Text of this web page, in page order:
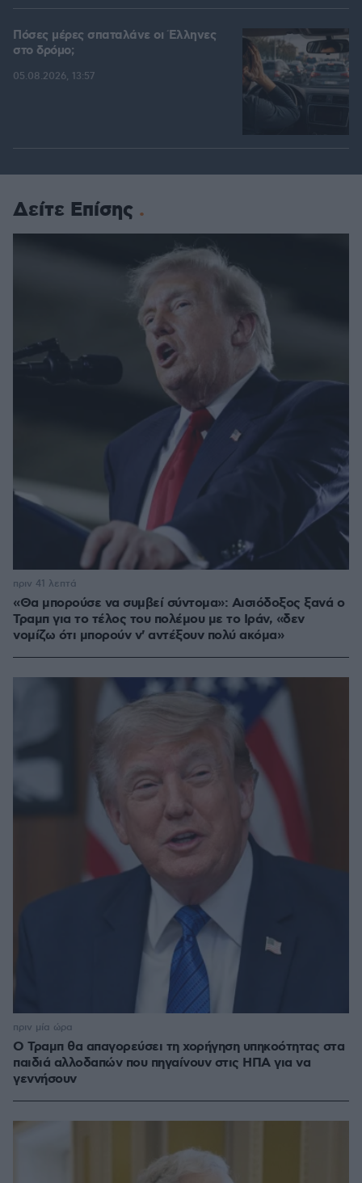
Πόσες μέρες σπαταλάνε οι Έλληνες
στο δρόμο;
05.08.2026, 13:57
Δείτε Επίσης
«Θα μπορούσε να συμβεί σύντομα»: Αισιόδοξος ξανά ο
Τραμπ για το τέλος του πολέμου με το Ιράν, «δεν
νομίζω ότι μπορούν ν' αντέξουν πολύ ακόμα»
πριν 41 λεπτά
Ο Τραμπ θα απαγορεύσει τη χορήγηση υπηκοότητας στα
παιδιά αλλοδαπών που πηγαίνουν στις ΗΠΑ για να
γεννήσουν
πριν μία ώρα